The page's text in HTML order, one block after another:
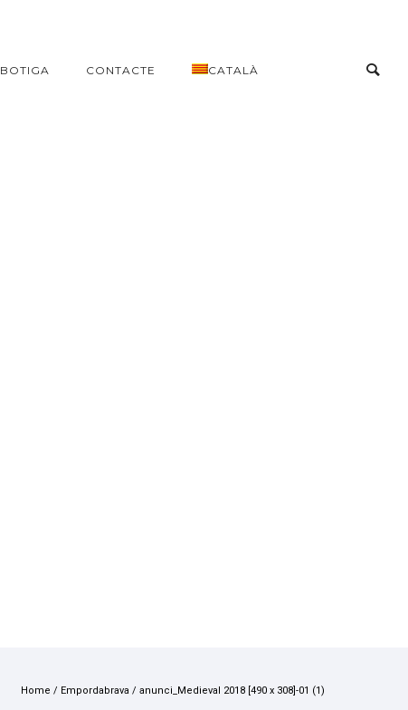
BOTIGA CONTACTE CATALÀ
Home / Empordabrava / anunci_Medieval 2018 [490 x 308]-01 (1)